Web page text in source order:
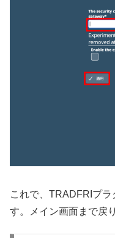
これで、TRADFRIプ
す。メイン画面まで戻